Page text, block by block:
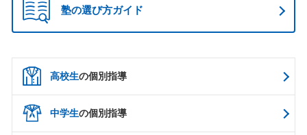
塾の選び方ガイド
高校生の個別指導
中学生の個別指導